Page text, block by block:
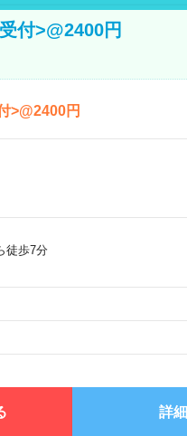
付>@2400円
>@2400円
徒歩7分
詳